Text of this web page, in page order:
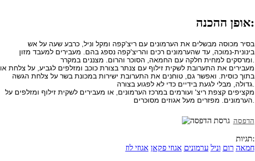
אופן ההכנה:
בסיר מכוסה מבשלים את הערמונים עם ריצ'קפה ומקל וניל, כרבע שעה על אש
בינונית-נמוכה, עד שהערמונים רכים והריצ'קפה נספג בהם. מעבירים למעבד מזון
מעבירים את התערובת לשקית זילוף עם צנתר בצורת כוכב ומזלפים לגביע, על צלחת או
בתוך כוסית. ואפשר גם, טוחנים את התערובת ישירות במכונת בשר על צלחת הגשה
גדולה, מבלי לגעת בידיים כדי לא לפגוע בצורה.
מקציפים קצפת ריצ' ועורמים במרכז הערמונים, או מעבירים לשקית זילוף ומזלפים על
הדפסה
תגיות:
חמאה רום וניל ערמונים אגוזי פקאן אגוזי לוז